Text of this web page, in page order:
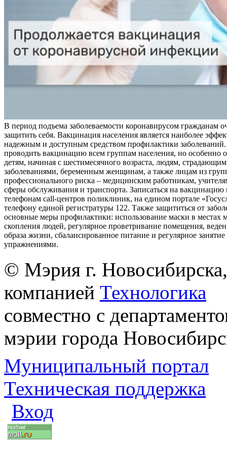
В период подъема заболеваемости коронавирусом гражданам
защитить себя. Вакцинация населения является наиболее
надежным и доступным средством профилактики заболеваний.
проводить вакцинацию всем группам населения, но особенно
детям, начиная с шестимесячного возраста, людям,
заболеваниями, беременным женщинам, а также лицам из
профессионального риска – медицинским работникам,
сферы обслуживания и транспорта. Записаться на
телефонам call-центров поликлиник, на едином портале
телефону единой регистратуры 122. Также защититься от
основные меры профилактики: использование маски в местах
скопления людей, регулярное проветривание помещения,
образа жизни, сбалансированное питание и регулярное
упражнениями.
© Мэрия г.
компанией Технологика
совместно с
мэрии города
Муниципальный портал
Техническая поддержка
Вход